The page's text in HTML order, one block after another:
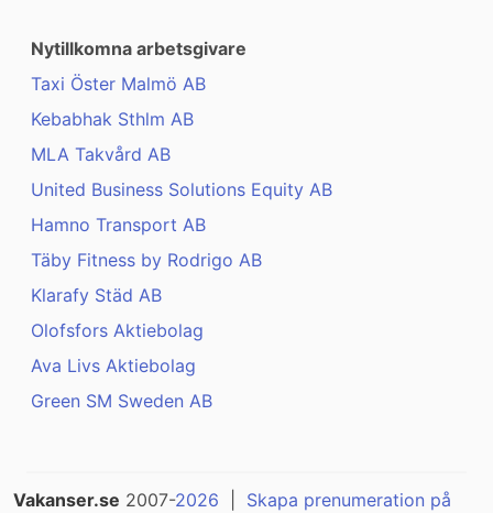
Nytillkomna arbetsgivare
Taxi Öster Malmö AB
Kebabhak Sthlm AB
MLA Takvård AB
United Business Solutions Equity AB
Hamno Transport AB
Täby Fitness by Rodrigo AB
Klarafy Städ AB
Olofsfors Aktiebolag
Ava Livs Aktiebolag
Green SM Sweden AB
Vakanser.se 2007-2026
Skapa prenumeration på